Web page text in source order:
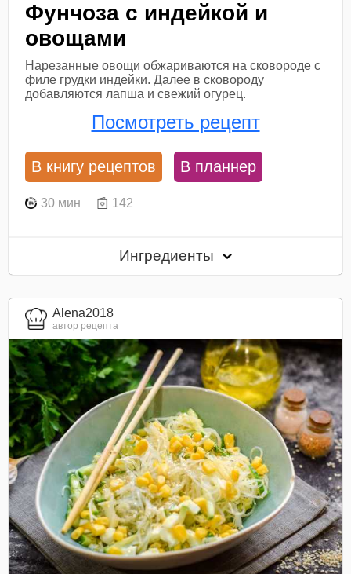
Фунчоза с индейкой и
овощами
Нарезанные овощи обжариваются на сковороде с
филе грудки индейки. Далее в сковороду
добавляются лапша и свежий огурец.
Посмотреть рецепт
В книгу рецептов В планнер
30 мин 142
Ингредиенты
Alena2018
автор рецепта